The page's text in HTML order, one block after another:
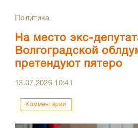
Политика
На место экс-
Волгоградской
претендуют пятеро
13.07.2026 10:41
Комментарии